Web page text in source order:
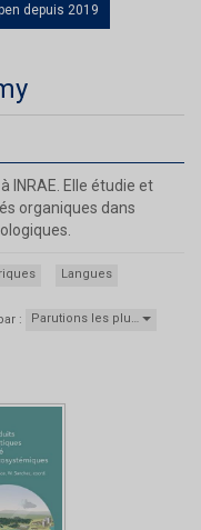
depuis 2019
INRAE. Elle étudie et
organiques dans
Langues
: Parutions les plu…